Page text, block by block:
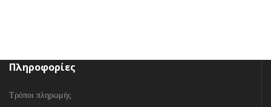
Πληροφορίες
Τρόποι πληρωμής